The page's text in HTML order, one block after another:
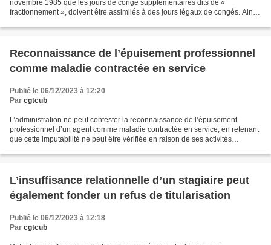
novembre 1985 que les jours de congé supplémentaires dits de «
fractionnement », doivent être assimilés à des jours légaux de congés. Ainsi,
Reconnaissance de l’épuisement professionnel
comme maladie contractée en service
Publié le 06/12/2023 à 12:20
Par cgtcub
L’administration ne peut contester la reconnaissance de l’épuisement
professionnel d’un agent comme maladie contractée en service, en retenant
que cette imputabilité ne peut être vérifiée en raison de ses activités
L’insuffisance relationnelle d’un stagiaire peut
également fonder un refus de titularisation
Publié le 06/12/2023 à 12:18
Par cgtcub